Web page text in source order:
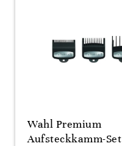
Wahl Premium
Aufsteckkamm-Set